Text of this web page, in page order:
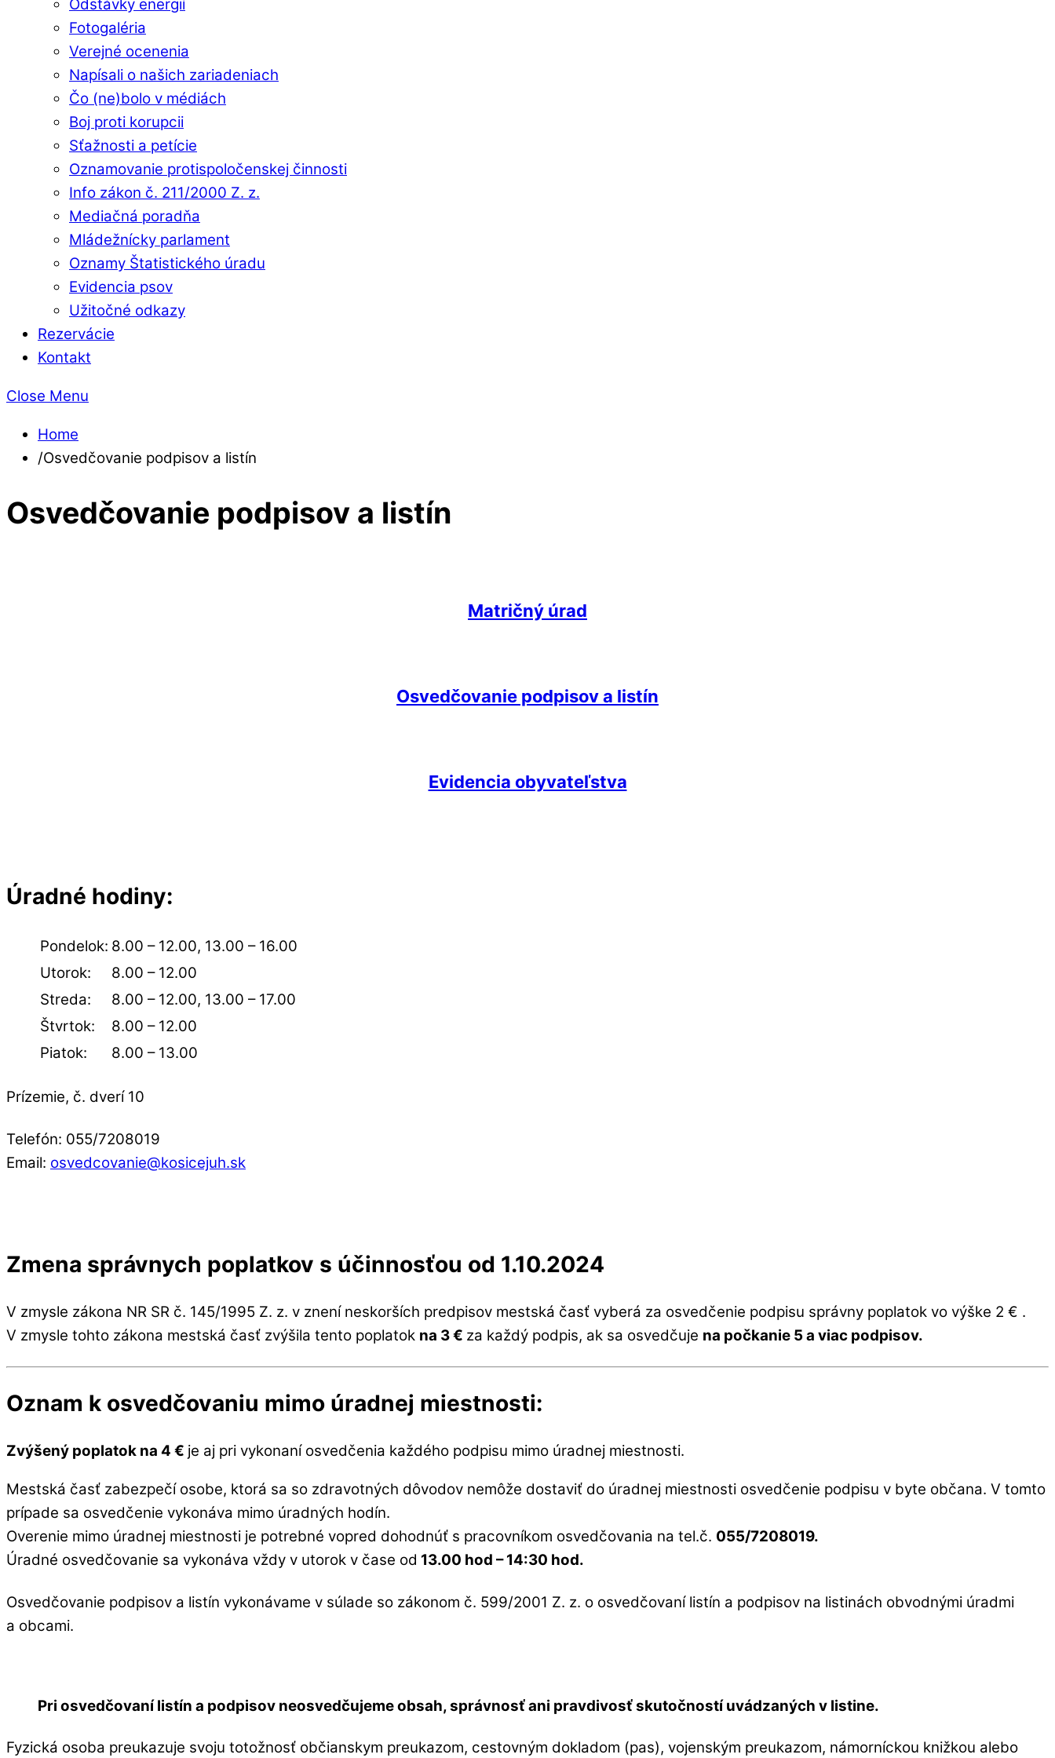
Odstávky energií
Fotogaléria
Verejné ocenenia
Napísali o našich zariadeniach
Čo (ne)bolo v médiách
Boj proti korupcii
Sťažnosti a petície
Oznamovanie protispoločenskej činnosti
Info zákon č. 211/2000 Z. z.
Mediačná poradňa
Mládežnícky parlament
Oznamy Štatistického úradu
Evidencia psov
Užitočné odkazy
Rezervácie
Kontakt
Close Menu
Home
/Osvedčovanie podpisov a listín
Osvedčovanie podpisov a listín
Matričný úrad
Osvedčovanie podpisov a listín
Evidencia obyvateľstva
Úradné hodiny:
Pondelok: 8.00 – 12.00, 13.00 – 16.00
Utorok:
8.00 – 12.00
Streda:
8.00 – 12.00, 13.00 – 17.00
Štvrtok:
8.00 – 12.00
Piatok:
8.00 – 13.00
Prízemie, č. dverí 10
Telefón: 055/7208019
Email: osvedcovanie@kosicejuh.sk
Zmena správnych poplatkov s účinnosťou od 1.10.2024
V zmysle zákona NR SR č. 145/1995 Z. z. v znení neskorších predpisov mestská časť vyberá za osvedčenie podpisu správny poplatok vo výške 2 € .
V zmysle tohto zákona mestská časť zvýšila tento poplatok na 3 € za každý podpis, ak sa osvedčuje na počkanie 5 a viac podpisov.
Oznam k osvedčovaniu mimo úradnej miestnosti:
Zvýšený poplatok na 4 € je aj pri vykonaní osvedčenia každého podpisu mimo úradnej miestnosti.
Mestská časť zabezpečí osobe, ktorá sa so zdravotných dôvodov nemôže dostaviť do úradnej miestnosti osvedčenie podpisu v byte občana. V tomto
prípade sa osvedčenie vykonáva mimo úradných hodín.
Overenie mimo úradnej miestnosti je potrebné vopred dohodnúť s pracovníkom osvedčovania na tel.č. 055/7208019.
Úradné osvedčovanie sa vykonáva vždy v utorok v čase od 13.00 hod – 14:30 hod.
Osvedčovanie podpisov a listín vykonávame v súlade so zákonom č. 599/2001 Z. z. o osvedčovaní listín a podpisov na listinách obvodnými úradmi
a obcami.
Pri osvedčovaní listín a podpisov neosvedčujeme obsah, správnosť ani pravdivosť skutočností uvádzaných v listine.
Fyzická osoba preukazuje svoju totožnosť občianskym preukazom, cestovným dokladom (pas), vojenským preukazom, námorníckou knižkou alebo